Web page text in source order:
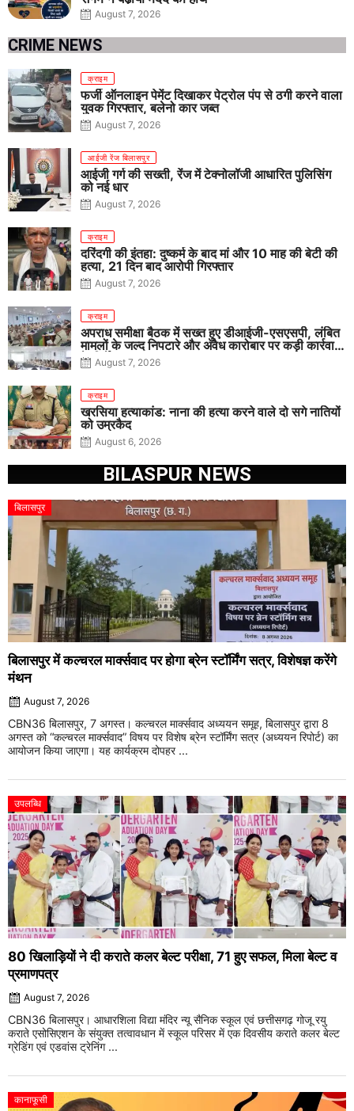
August 7, 2026
CRIME NEWS
क्राइम
फर्जी ऑनलाइन पेमेंट दिखाकर पेट्रोल पंप से ठगी करने वाला
युवक गिरफ्तार, बलेनो कार जब्त
August 7, 2026
आईजी रेंज बिलासपुर
आईजी गर्ग की सख्ती, रेंज में टेक्नोलॉजी आधारित पुलिसिंग
को नई धार
August 7, 2026
क्राइम
दरिंदगी की इंतहा: दुष्कर्म के बाद मां और 10 माह की बेटी की
हत्या, 21 दिन बाद आरोपी गिरफ्तार
August 7, 2026
क्राइम
अपराध समीक्षा बैठक में सख्त हुए डीआईजी-एसएसपी, लंबित
मामलों के जल्द निपटारे और अवैध कारोबार पर कड़ी कार्रवाई
के निर्देश
August 7, 2026
क्राइम
खरसिया हत्याकांड: नाना की हत्या करने वाले दो सगे नातियों
को उम्रकैद
August 6, 2026
BILASPUR NEWS
बिलासपुर
बिलासपुर में कल्चरल मार्क्सवाद पर होगा ब्रेन स्टॉर्मिंग सत्र, विशेषज्ञ करेंगे
मंथन
August 7, 2026
CBN36 बिलासपुर, 7 अगस्त। कल्चरल मार्क्सवाद अध्ययन समूह, बिलासपुर द्वारा 8
अगस्त को “कल्चरल मार्क्सवाद” विषय पर विशेष ब्रेन स्टॉर्मिंग सत्र (अध्ययन रिपोर्ट) का
आयोजन किया जाएगा। यह कार्यक्रम दोपहर ...
उपलब्धि
80 खिलाड़ियों ने दी कराते कलर बेल्ट परीक्षा, 71 हुए सफल, मिला बेल्ट व
प्रमाणपत्र
August 7, 2026
CBN36 बिलासपुर। आधारशिला विद्या मंदिर न्यू सैनिक स्कूल एवं छत्तीसगढ़ गोजू रयु
कराते एसोसिएशन के संयुक्त तत्वावधान में स्कूल परिसर में एक दिवसीय कराते कलर बेल्ट
ग्रेडिंग एवं एडवांस ट्रेनिंग ...
कानाफूसी